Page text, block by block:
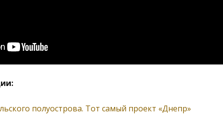
полуострова. Тот самый проект «Днепр»